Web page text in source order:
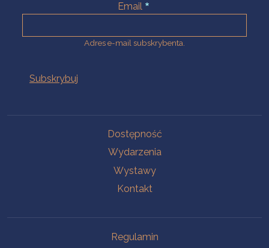
Email
Adres e-mail subskrybenta.
Dostępność
Wydarzenia
Wystawy
Kontakt
Regulamin